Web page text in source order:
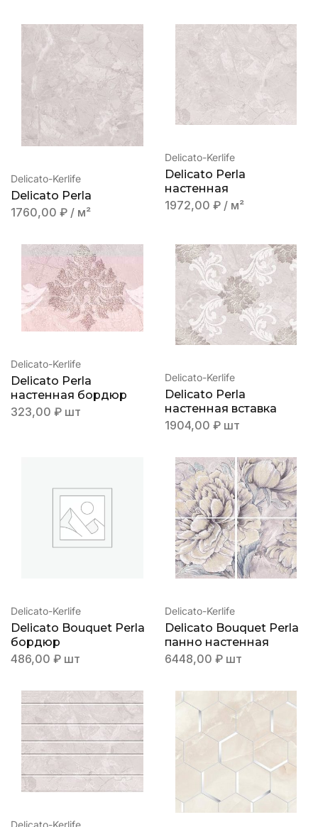
Delicato-Kerlife
Delicato Perla
1760,00 ₽ / м²
Delicato-Kerlife
Delicato Perla
настенная
1972,00 ₽ / м²
Delicato-Kerlife
Delicato Perla
настенная бордюр
323,00 ₽ шт
Delicato-Kerlife
Delicato Perla
настенная вставка
1904,00 ₽ шт
Delicato-Kerlife
Delicato Bouquet Perla
бордюр
486,00 ₽ шт
Delicato-Kerlife
Delicato Bouquet Perla
панно настенная
6448,00 ₽ шт
Delicato-Kerlife